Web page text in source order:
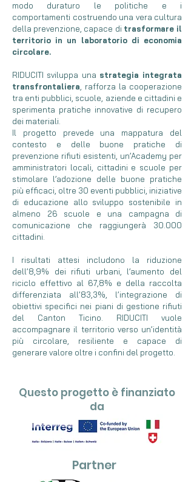
modo duraturo le politiche e i
comportamenti costruendo una vera cultura
della prevenzione, capace di trasformare il
territorio in un laboratorio di economia
circolare.
RIDUCITI sviluppa una strategia integrata
transfrontaliera , rafforza la cooperazione
tra enti pubblici, scuole, aziende e cittadini e
sperimenta pratiche innovative di recupero
dei materiali.
Il progetto prevede una mappatura del
contesto e delle buone pratiche di
prevenzione rifiuti esistenti, un’Academy per
amministratori locali, cittadini e scuole per
stimolare l’adozione delle buone pratiche
più efficaci, oltre 30 eventi pubblici, iniziative
di educazione allo sviluppo sostenibile in
almeno 26 scuole e una campagna di
comunicazione che raggiungerà 30.000
cittadini.
I risultati attesi includono la riduzione
dell’8,9% dei rifiuti urbani, l’aumento del
riciclo effettivo al 67,8% e della raccolta
differenziata all’83,3%, l’integrazione di
obiettivi specifici nei piani di gestione rifiuti
del Canton Ticino. RIDUCITI vuole
accompagnare il territorio verso un’identità
più circolare, resiliente e capace di
generare valore oltre i confini del progetto.
Questo progetto è finanziato
da
Partner